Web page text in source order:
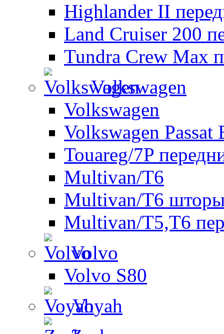
Highlander II
Land Cruiser 200
Tundra Crew Max
Volkswagen
Volkswagen
Volkswagen Passat
Touareg/7P
Multivan/T6
Multivan/T6 шторы
Multivan/T5,T6
Volvo
Volvo S80
Voyah